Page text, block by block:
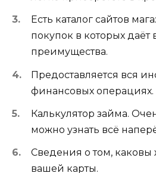
Есть каталог сайтов
покупок в которых даёт
преимущества.
Предоставляется вся
финансовых операциях.
Калькулятор займа.
можно узнать всё
Сведения о том,
вашей карты.